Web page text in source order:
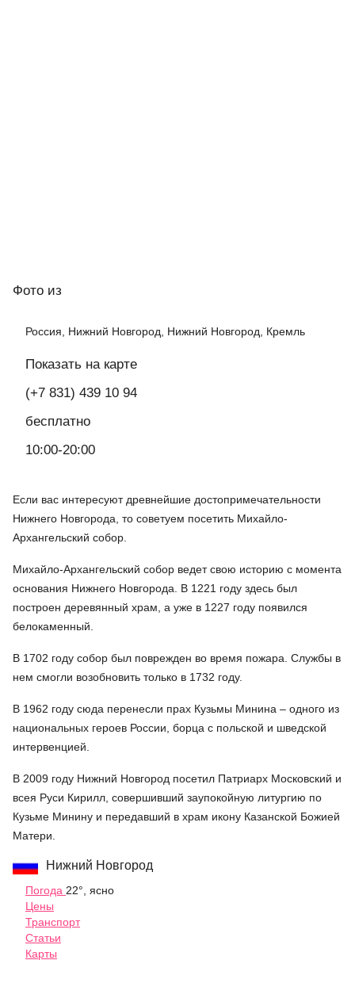
Фото из
Россия, Нижний Новгород, Нижний Новгород, Кремль
Показать на карте
(+7 831) 439 10 94
бесплатно
10:00-20:00
Если вас интересуют древнейшие достопримечательности
Нижнего Новгорода, то советуем посетить Михайло-
Архангельский собор.
Михайло-Архангельский собор ведет свою историю с момента
основания Нижнего Новгорода. В 1221 году здесь был
построен деревянный храм, а уже в 1227 году появился
белокаменный.
В 1702 году собор был поврежден во время пожара. Службы в
нем смогли возобновить только в 1732 году.
В 1962 году сюда перенесли прах Кузьмы Минина – одного из
национальных героев России, борца с польской и шведской
интервенцией.
В 2009 году Нижний Новгород посетил Патриарх Московский и
всея Руси Кирилл, совершивший заупокойную литургию по
Кузьме Минину и передавший в храм икону Казанской Божией
Матери.
Нижний Новгород
Погода 22°, ясно
Цены
Транспорт
Статьи
Карты